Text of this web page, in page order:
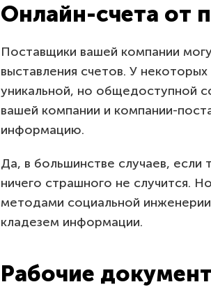
Онлайн-счета от
Поставщики вашей компании
выставления счетов. У
уникальной, но общедоступной
вашей компании и компании-
информацию.
Да, в большинстве случаев, если
ничего страшного не случится.
методами социальной
кладезем информации.
Рабочие